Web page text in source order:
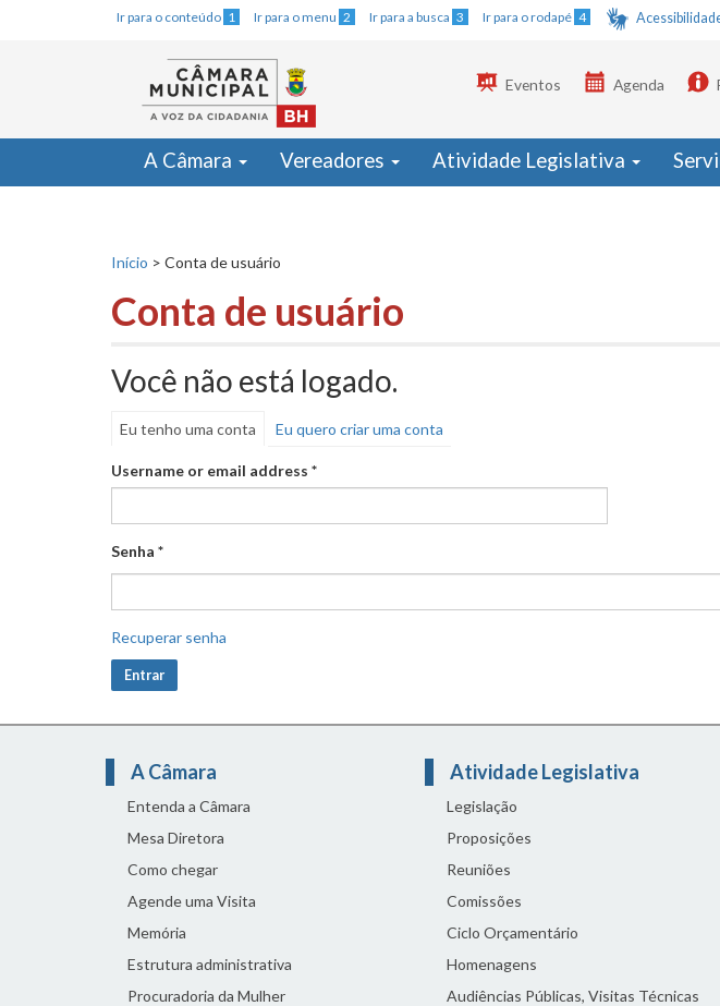
Ir para o conteúdo 1 Ir para o menu 2 Ir para a busca 3 Ir para o rodapé 4
Eventos Agenda
A Câmara Vereadores Atividade Legislativa
Início > Conta de usuário
Conta de usuário
Você não está logado.
Eu tenho uma conta Eu quero criar uma conta
Username or email address *
Senha *
Recuperar senha
Entrar
A Câmara
Entenda a Câmara
Mesa Diretora
Como chegar
Agende uma Visita
Memória
Estrutura administrativa
Procuradoria da Mulher
Atividade Legislativa
Legislação
Proposições
Reuniões
Comissões
Ciclo Orçamentário
Homenagens
Audiências Públicas, Visitas Técnicas